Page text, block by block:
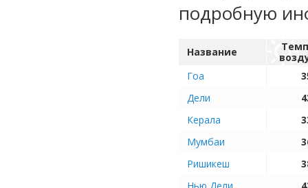
подробную
Название
Гоа
Дели
Керала
Мумбаи
Ришикеш